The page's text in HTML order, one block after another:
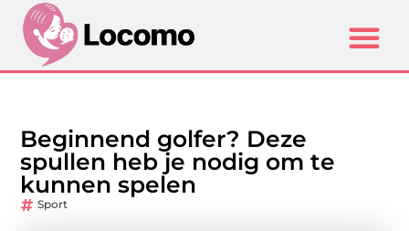
Beginnend golfer? Deze
spullen heb je nodig om te
kunnen spelen
Sport